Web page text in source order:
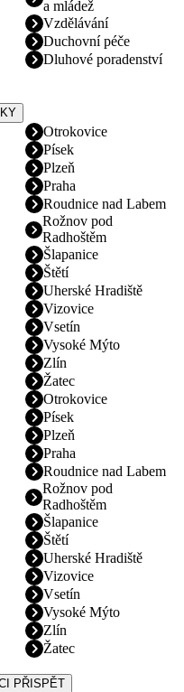
a mládež
Vzdělávání
Duchovní péče
Dluhové poradenství
Otrokovice
Písek
Plzeň
Praha
Roudnice nad Labem
Rožnov pod
Radhoštěm
Šlapanice
Štětí
Uherské Hradiště
Vizovice
Vsetín
Vysoké Mýto
Zlín
Žatec
Otrokovice
Písek
Plzeň
Praha
Roudnice nad Labem
Rožnov pod
Radhoštěm
Šlapanice
Štětí
Uherské Hradiště
Vizovice
Vsetín
Vysoké Mýto
Zlín
Žatec
PŘISPĚT